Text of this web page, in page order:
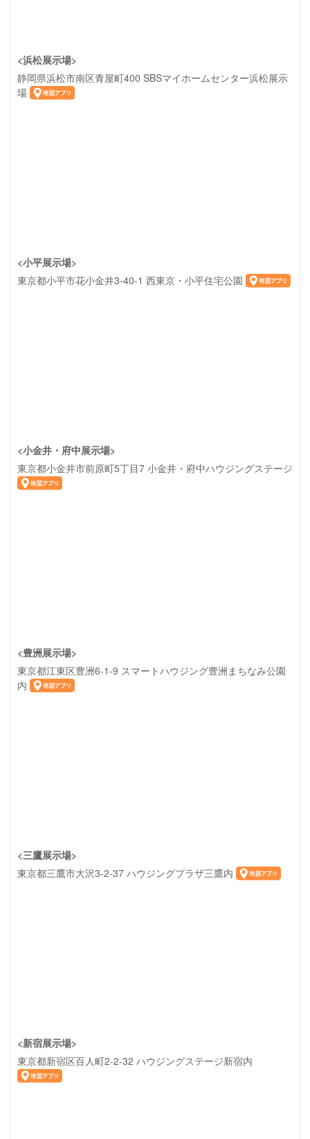
<浜松展示場>
静岡県浜松市南区青屋町400 SBSマイホームセンター浜松展示
場
<小平展示場>
東京都小平市花小金井3-40-1 西東京・小平住宅公園
<小金井・府中展示場>
東京都小金井市前原町5丁目7 小金井・府中ハウジングステージ
<豊洲展示場>
東京都江東区豊洲6-1-9 スマートハウジング豊洲まちなみ公園
内
<三鷹展示場>
東京都三鷹市大沢3-2-37 ハウジングプラザ三鷹内
<新宿展示場>
東京都新宿区百人町2-2-32 ハウジングステージ新宿内